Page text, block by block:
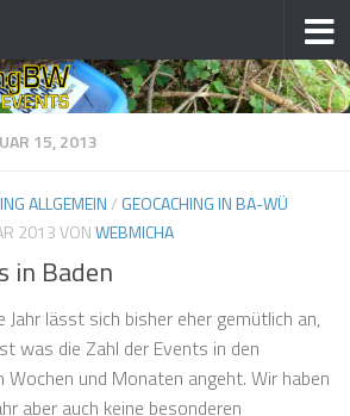
❅
❅
❅
❅
15, 2013
ALLGEMEIN/ GEOCACHING IN BA-WÜ
2013VONWEBMICHA
in Baden
Jahr lässt sich bisher eher gemütlich an,
was die Zahl der Events in den
Wochen und Monaten angeht. Wir haben
aber auch keine besonderen